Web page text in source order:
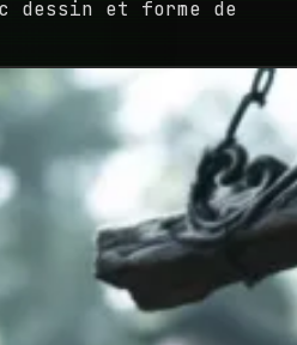
dessin et forme de